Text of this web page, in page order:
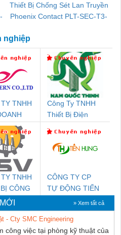
Thiết Bị Chống Sét Lan Truyền
Phoenix Contact PLT-SEC-T3-
nghiệp
TNHH
XNK
NAM
Công Ty TNHH
Thiết Bị Điện
TNHH
CÔNG
NIHON
VIỆT
CÔNG TY CP
TỰ ĐỘNG TIẾN
» Xem tất cả
- Cty SMC Engineering
công việc tại phòng kỹ thuật của